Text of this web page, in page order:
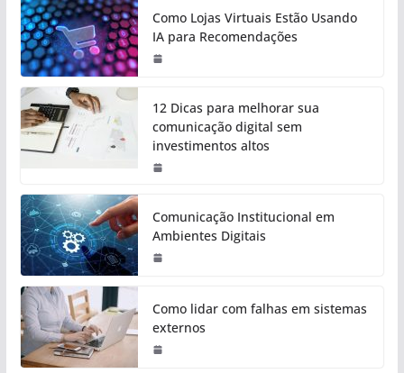
Como Lojas Virtuais Estão Usando
IA para Recomendações
12 Dicas para melhorar sua
comunicação digital sem
investimentos altos
Comunicação Institucional em
Ambientes Digitais
Como lidar com falhas em sistemas
externos